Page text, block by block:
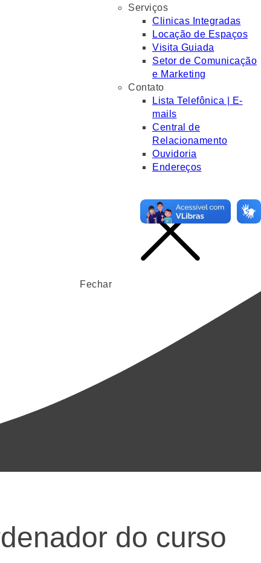
Serviços
Clinicas Integradas
Locação de Espaços
Visita Guiada
Setor de Comunicação
e Marketing
Contato
Lista Telefônica | E-
mails
Central de
Relacionamento
Ouvidoria
Endereços
Fechar
do curso